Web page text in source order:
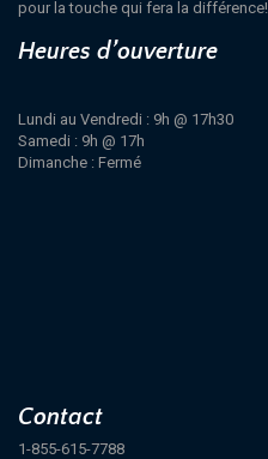
pour la touche qui fera la différence!
Heures d’ouverture
Lundi au Vendredi : 9h @ 17h30
Samedi : 9h @ 17h
Dimanche : Fermé
Contact
1-855-615-7788